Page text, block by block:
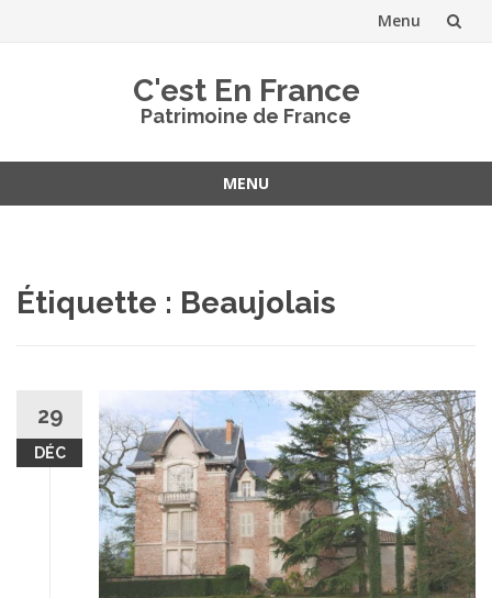
Menu
C'est En France
Patrimoine de France
MENU
Étiquette : Beaujolais
29
DÉC